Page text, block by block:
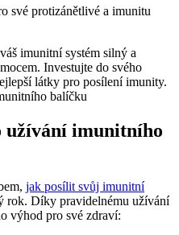
své protizánětlivé a imunitu
imunitní systém silný a
⁣Investujte do svého
látky pro posílení imunity.
užívání imunitního
jak posílit svůj imunitní
rok. Díky pravidelnému užívání
výhod​ pro ⁤své zdraví: